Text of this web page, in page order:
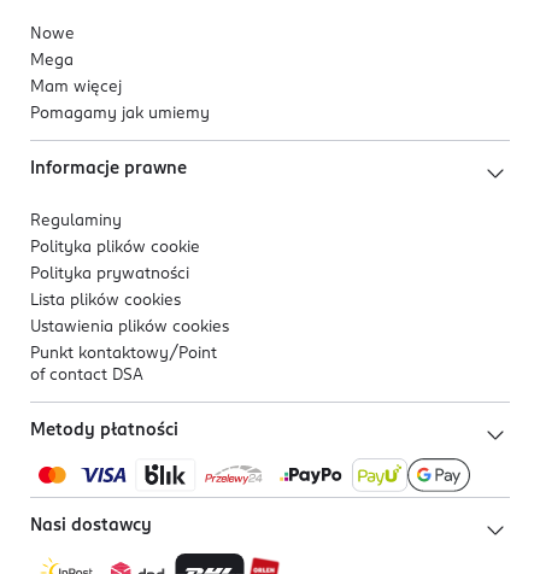
Nowe
Mega
Mam więcej
Pomagamy jak umiemy
Informacje prawne
Regulaminy
Polityka plików cookie
Polityka prywatności
Lista plików cookies
Ustawienia plików cookies
Punkt kontaktowy/ Point
of contact DSA
Metody płatności
Nasi dostawcy